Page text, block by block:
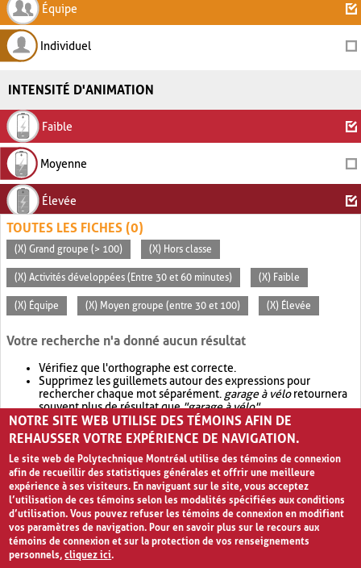
Équipe
Individuel
INTENSITÉ D'ANIMATION
Faible
Moyenne
Élevée
TOUTES LES FICHES (0)
(X) Grand groupe (> 100) (X) Hors classe
(X) Activités développées (Entre 30 et 60 minutes) (X) Faible
(X) Équipe (X) Moyen groupe (entre 30 et 100) (X) Élevée
Votre recherche n'a donné aucun résultat
Vérifiez que l'orthographe est correcte.
Supprimez les guillemets autour des expressions pour
rechercher chaque mot séparément. garage à véloretournera
souvent plus de résultat que"garage à vélo".
Envisagez d'élargir votre recherche avec OR.garage OR vélo
retournera souvent plus de résultat quegarage à vélo
NOTRE SITE WEB UTILISE DES TÉMOINS AFIN DE
REHAUSSER VOTRE EXPÉRIENCE DE NAVIGATION.
Le site web de Polytechnique Montréal utilise des témoins de connexion
afin de recueillir des statistiques générales et offrir une meilleure
expérience à ses visiteurs. En naviguant sur le site, vous acceptez
l’utilisation de ces témoins selon les modalités spécifiées aux conditions
d’utilisation. Vous pouvez refuser les témoins de connexion en modifiant
vos paramètres de navigation. Pour en savoir plus sur le recours aux
témoins de connexion et sur la protection de vos renseignements
personnels,cliquez ici.